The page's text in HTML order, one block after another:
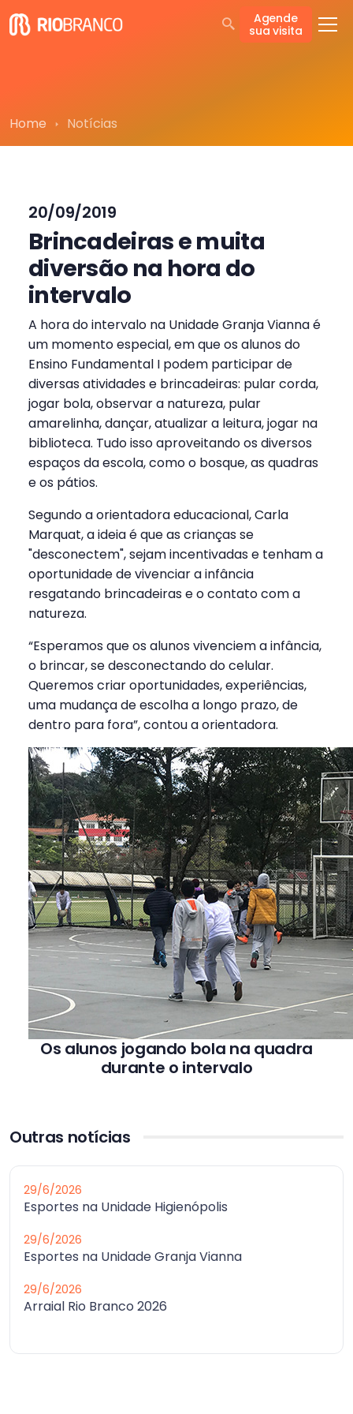
Agende
sua visita
Home Notícias
20/09/2019
Brincadeiras e muita
diversão na hora do
intervalo
A hora do intervalo na Unidade Granja Vianna é
um momento especial, em que os alunos do
Ensino Fundamental I podem participar de
diversas atividades e brincadeiras: pular corda,
jogar bola, observar a natureza, pular
amarelinha, dançar, atualizar a leitura, jogar na
biblioteca. Tudo isso aproveitando os diversos
espaços da escola, como o bosque, as quadras
e os pátios.
Segundo a orientadora educacional, Carla
Marquat, a ideia é que as crianças se
"desconectem", sejam incentivadas e tenham a
oportunidade de vivenciar a infância
resgatando brincadeiras e o contato com a
natureza.
“Esperamos que os alunos vivenciem a infância,
o brincar, se desconectando do celular.
Queremos criar oportunidades, experiências,
uma mudança de escolha a longo prazo, de
dentro para fora”, contou a orientadora.
Os alunos jogando bola na quadra
durante o intervalo
Outras notícias
29/6/2026
Esportes na Unidade Higienópolis
29/6/2026
Esportes na Unidade Granja Vianna
29/6/2026
Arraial Rio Branco 2026